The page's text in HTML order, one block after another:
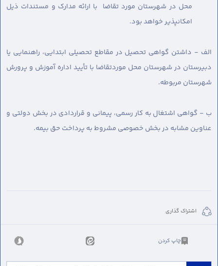
محل در شهرستان مورد تقاضا با ارائه مدارک و مستندات ذیل
امکانپذیر خواهد بود.
الف - داشتن گواهی تحصیل در مقاطع تحصیلی ابتدایی، راهنمایی یا
دبیرستان در شهرستان محل موردتقاضا با تأیید اداره آموزش و پرورش
شهرستان مربوطه.
ب - گواهی اشتغال به کار رسمی، پیمانی و قراردادی در بخش دولتی و
عناوین مشابه در بخش خصوصی مشروط به پرداخت حق بیمه.
اشتراک گذاری
چاپ کردن